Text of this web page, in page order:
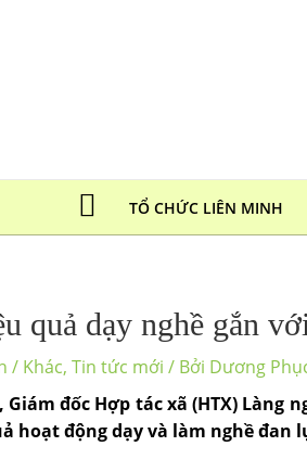
TỔ CHỨC LIÊN MINH
quả dạy nghề gắn
/ Khác, Tin tức mới / Bởi Dương
Giám đốc Hợp tác xã (HTX)
hoạt động dạy và làm nghề